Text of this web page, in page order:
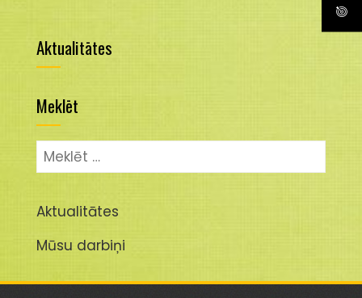
Aktualitātes
Meklēt
Meklēt:
Aktualitātes
Mūsu darbiņi